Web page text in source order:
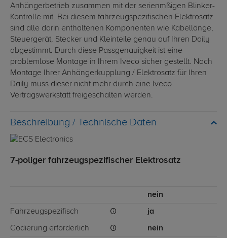
Anhängerbetrieb zusammen mit der serienmßigen Blinker-
Kontrolle mit. Bei diesem fahrzeugspezifischen Elektrosatz
sind alle darin enthaltenen Komponenten wie Kabellänge,
Steuergerät, Stecker und Kleinteile genau auf Ihren Daily
abgestimmt. Durch diese Passgenauigkeit ist eine
problemlose Montage in Ihrem Iveco sicher gestellt. Nach
Montage Ihrer Anhängerkupplung / Elektrosatz für Ihren
Daily muss dieser nicht mehr durch eine Iveco
Vertragswerkstatt freigeschalten werden.
Technische Daten
7-poliger fahrzeugspezifischer Elektrosatz
nein
Fahrzeugspezifisch ja
Codierung erforderlich nein